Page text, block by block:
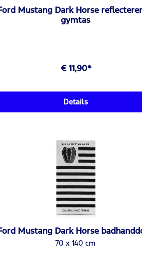
Mustang Dark Horse
gymtas
€ 11,90*
Details
Mustang Dark Horse
70 x 140 cm